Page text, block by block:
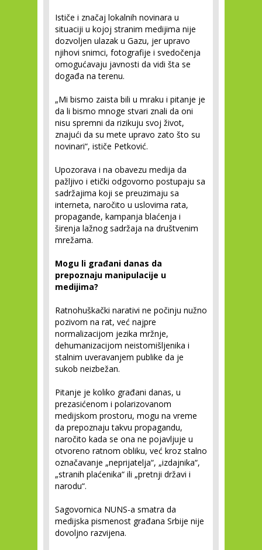
Ističe i značaj lokalnih novinara u
situaciji u kojoj stranim medijima nije
dozvoljen ulazak u Gazu, jer upravo
njihovi snimci, fotografije i svedočenja
omogućavaju javnosti da vidi šta se
događa na terenu.
„Mi bismo zaista bili u mraku i pitanje je
da li bismo mnoge stvari znali da oni
nisu spremni da rizikuju svoj život,
znajući da su mete upravo zato što su
novinari“, ističe Petković.
Upozorava i na obavezu medija da
pažljivo i etički odgovorno postupaju sa
sadržajima koji se preuzimaju sa
interneta, naročito u uslovima rata,
propagande, kampanja blaćenja i
širenja lažnog sadržaja na društvenim
mrežama.
Mogu li građani danas da
prepoznaju manipulacije u
medijima?
Ratnohuškački narativi ne počinju nužno
pozivom na rat, već najpre
normalizacijom jezika mržnje,
dehumanizacijom neistomišljenika i
stalnim uveravanjem publike da je
sukob neizbežan.
Pitanje je koliko građani danas, u
prezasićenom i polarizovanom
medijskom prostoru, mogu na vreme
da prepoznaju takvu propagandu,
naročito kada se ona ne pojavljuje u
otvoreno ratnom obliku, već kroz stalno
označavanje „neprijatelja“, „izdajnika“,
„stranih plaćenika“ ili „pretnji državi i
narodu“.
Sagovornica NUNS-a smatra da
medijska pismenost građana Srbije nije
dovoljno razvijena.